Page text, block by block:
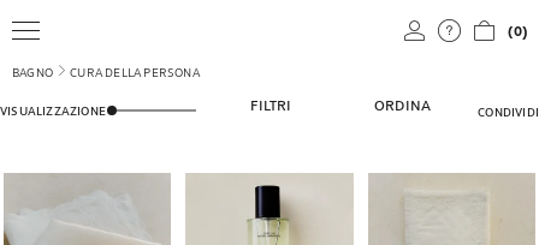
(0)
BAGNO CURA DELLA PERSONA
VISUALIZZAZIONE FILTRI ORDINA CONDIVIDI
Immagine cambiata in 1 di 5Immagine cambiata in 1 di 5Immagine cambiata in